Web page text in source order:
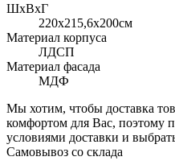
ШхВхГ
220x215,6х200см
Материал корпуса
ЛДСП
Материал фасада
МДФ
Мы хотим, чтобы доставка
комфортом для Вас, поэтому
условиями доставки и
Самовывоз со склада